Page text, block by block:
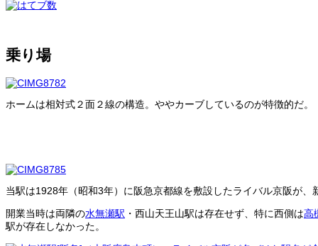
乗り場
ホームは相対式２面２線の構造。ややカーブしているのが特徴的だ。
当駅は1928年（昭和3年）に阪急京都線を敷設したライバル京阪が
開業当時は両隣の水無瀬駅 ・西山天王山駅は存在せず、特に西側は高
駅が存在しなかった。